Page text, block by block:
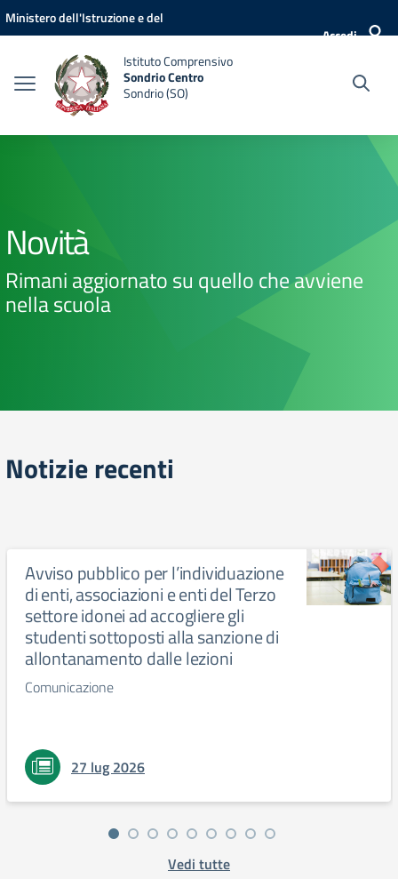
Vai ai contenuti
Vai al menu di navigazione
Vai al footer
Ministero dell'Istruzione e del
Accedi
Istituto Comprensivo
Sondrio Centro
Sondrio (SO)
Novità
Rimani aggiornato su quello che avviene
nella scuola
Notizie recenti
Avviso pubblico per l’individuazione
di enti, associazioni e enti del Terzo
settore idonei ad accogliere gli
studenti sottoposti alla sanzione di
allontanamento dalle lezioni
Comunicazione
27 lug 2026
Vedi tutte